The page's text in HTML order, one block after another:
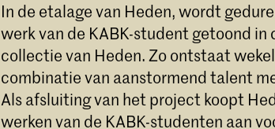
In de etalage van Heden, wordt
werk van de KABK-student getoond
collectie van Heden. Zo ontstaat
combinatie van aanstormend talent
Als afsluiting van het project koopt
werken van de KABK-studenten aan